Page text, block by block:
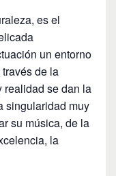
es el
un entorno
de la
realidad se dan la
singularidad muy
su música, de la
la